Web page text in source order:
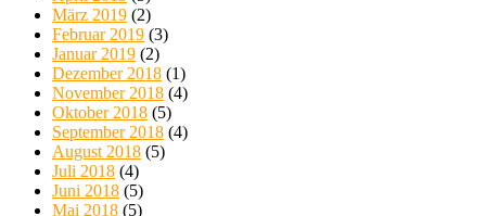
März 2019 (2)
Februar 2019 (3)
Januar 2019 (2)
Dezember 2018 (1)
November 2018 (4)
Oktober 2018 (5)
September 2018 (4)
August 2018 (5)
Juli 2018 (4)
Juni 2018 (5)
Mai 2018 (5)